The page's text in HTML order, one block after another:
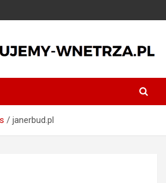
wnetrza.pl
janerbud.pl